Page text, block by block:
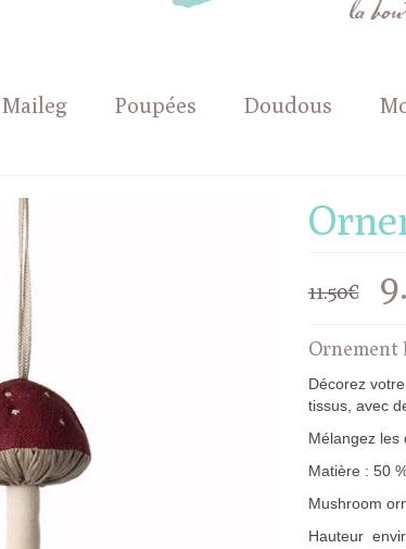
Maileg Poupées Doudous
11.50€
Ornement
Décorez
tissus, avec
Mélangez les
Matière : 50
Mushroom
Hauteur